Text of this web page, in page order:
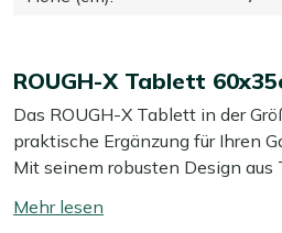
ROUGH-X Tablett
Das ROUGH-X Tablett in der
praktische Ergänzung für Ihren
Mit seinem robusten Design
Transport und die Präsentation